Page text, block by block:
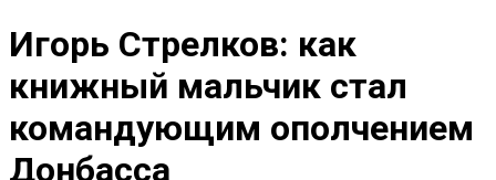
Игорь Стрелков: как
книжный мальчик стал
командующим ополчением
Донбасса